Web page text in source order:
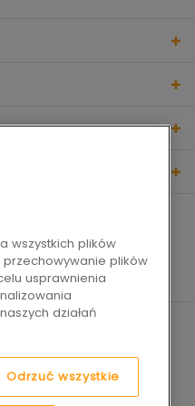
wszystkich plików
plików
usprawnienia
działań
Odrzuć wszystkie